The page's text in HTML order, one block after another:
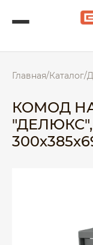
Главная/Каталог/
КОМОД